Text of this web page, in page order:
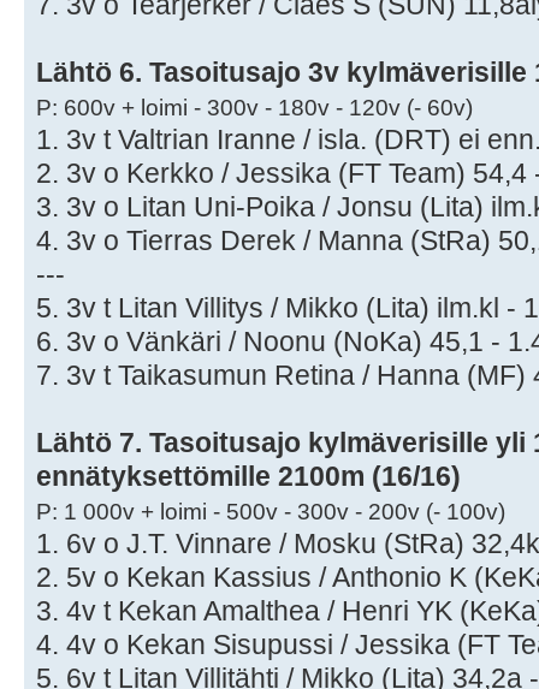
Lähtö 6. Tasoitusajo 3v kylmäverisille
P: 600v + loimi - 300v - 180v - 120v (- 60v)
1. 3v t Valtrian Iranne / isla. (DRT) ei
2. 3v o Kerkko / Jessika (FT Team) 54,4
3. 3v o Litan Uni-Poika / Jonsu (Lita)
4. 3v o Tierras Derek / Manna (StRa)
---
5. 3v t Litan Villitys / Mikko (Lita) ilm.kl -
6. 3v o Vänkäri / Noonu (NoKa) 45,1 -
7. 3v t Taikasumun Retina / Hanna (MF)
Lähtö 7. Tasoitusajo kylmäverisille yli
ennätyksettömille 2100m (16/16)
P: 1 000v + loimi - 500v - 300v - 200v (- 100v)
1. 6v o J.T. Vinnare / Mosku (StRa)
2. 5v o Kekan Kassius / Anthonio K
3. 4v t Kekan Amalthea / Henri YK
4. 4v o Kekan Sisupussi / Jessika (FT
5. 6v t Litan Villitähti / Mikko (Lita) 34,2a